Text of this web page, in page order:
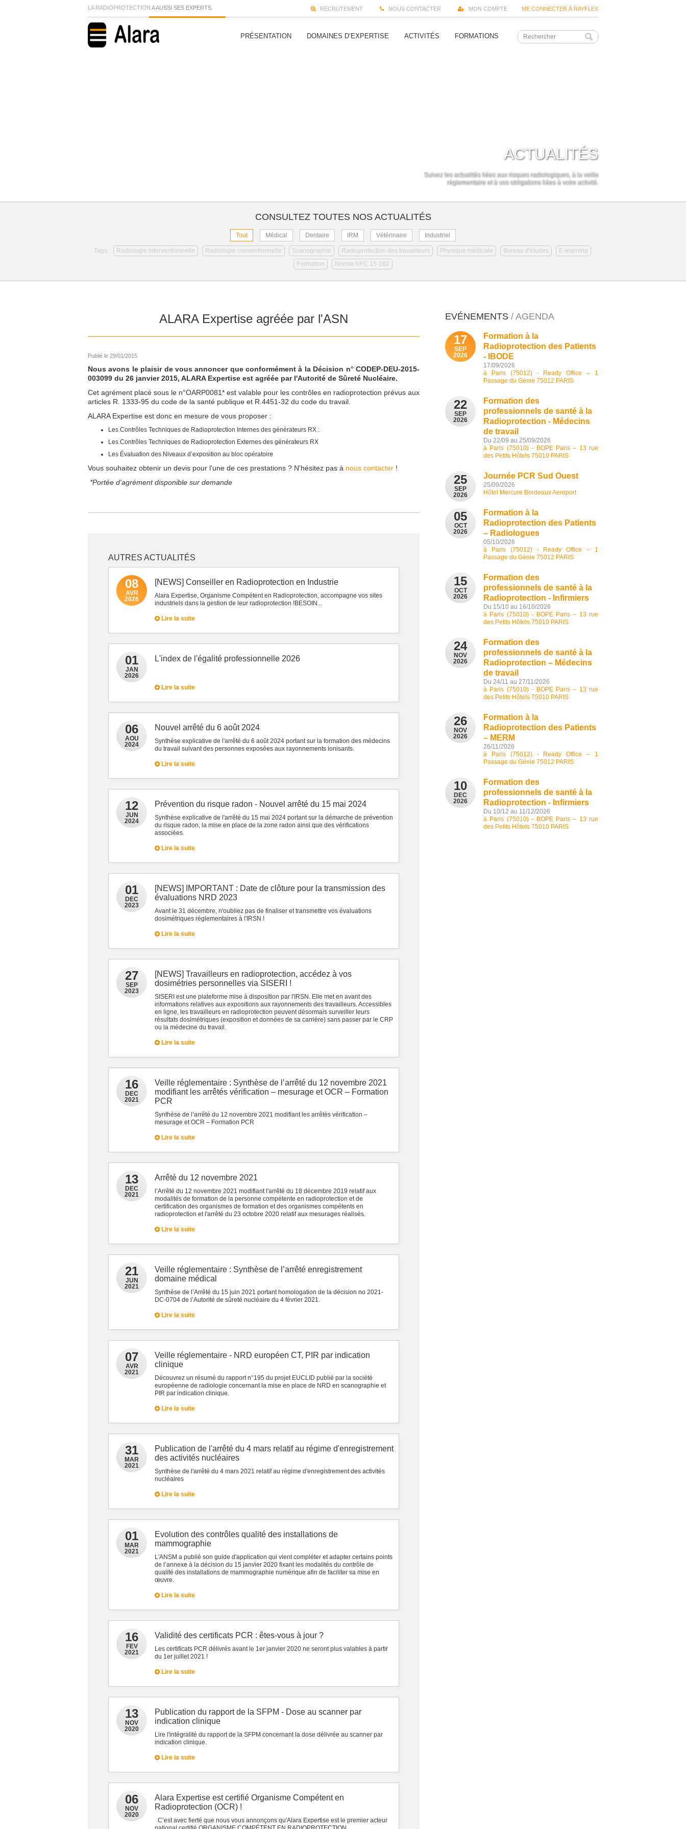
RECRUTEMENT NOUS CONTACTER MON COMPTE ME CONNECTER À RAYFLEX
LA RADIOPROTECTION A AUSSI SES EXPERTS
PRÉSENTATION DOMAINES D’EXPERTISE ACTIVITÉS FORMATIONS
ACTUALITÉS
Suivez les actualités liées aux risques radiologiques, à la veille
réglementaire et à vos obligations liées à votre activité.
CONSULTEZ TOUTES NOS ACTUALITÉS
Tout Médical Dentaire IRM Vétérinaire Industriel
Tags : Radiologie interventionnelle Radiologie conventionnelle Scanographie Radioprotection des travailleurs Physique médicale Bureau d'études
E-learning
Formation
Norme NFC 15-160
ALARA Expertise agréée par l'ASN
Publié le 29/01/2015
Nous avons le plaisir de vous annoncer que conformément à la Décision n° CODEP-DEU-2015-
003099 du 26 janvier 2015, ALARA Expertise est agréée par l'Autorité de Sûreté Nucléaire.
Cet agrément placé sous le n°OARP0081* est valable pour les contrôles en radioprotection prévus aux
articles R. 1333-95 du code de la santé publique et R.4451-32 du code du travail.
ALARA Expertise est donc en mesure de vous proposer :
Les Contrôles Techniques de Radioprotection Internes des générateurs RX :
Les Contrôles Techniques de Radioprotection Externes des générateurs RX
Les Évaluation des Niveaux d’exposition au bloc opératoire
Vous souhaitez obtenir un devis pour l'une de ces prestations ? N'hésitez pas à nous contacter !
*Portée d'agrément disponible sur demande
AUTRES ACTUALITÉS
08
AVR
2026
[NEWS] Conseiller en Radioprotection en Industrie
Alara Expertise, Organisme Compétent en Radioprotection, accompagne vos sites
industriels dans la gestion de leur radioprotection !BESOIN...
Lire la suite
01
JAN
2026
L'index de l'égalité professionnelle 2026
Lire la suite
06
AOU
2024
Nouvel arrêté du 6 août 2024
Synthèse explicative de l'arrêté du 6 août 2024 portant sur la formation des médecins
du travail suivant des personnes exposées aux rayonnements ionisants.
Lire la suite
12
JUN
2024
Prévention du risque radon - Nouvel arrêté du 15 mai 2024
Synthèse explicative de l'arrêté du 15 mai 2024 portant sur la démarche de prévention
du risque radon, la mise en place de la zone radon ainsi que des vérifications
associées.
Lire la suite
01
DEC
2023
[NEWS] IMPORTANT : Date de clôture pour la transmission des
évaluations NRD 2023
Avant le 31 décembre, n'oubliez pas de finaliser et transmettre vos évaluations
dosimétriques règlementaires à l'IRSN !
Lire la suite
27
SEP
2023
[NEWS] Travailleurs en radioprotection, accédez à vos
dosimétries personnelles via SISERI !
SISERI est une plateforme mise à disposition par l'IRSN. Elle met en avant des
informations relatives aux expositions aux rayonnements des travailleurs. Accessibles
en ligne, les travailleurs en radioprotection peuvent désormais surveiller leurs
résultats dosimétriques (exposition et données de sa carrière) sans passer par le CRP
ou la médecine du travail.
Lire la suite
16
DEC
2021
Veille réglementaire : Synthèse de l’arrêté du 12 novembre 2021
modifiant les arrêtés vérification – mesurage et OCR – Formation
PCR
Synthèse de l’arrêté du 12 novembre 2021 modifiant les arrêtés vérification –
mesurage et OCR – Formation PCR
Lire la suite
13
DEC
2021
Arrêté du 12 novembre 2021
l’Arrêté du 12 novembre 2021 modifiant l'arrêté du 18 décembre 2019 relatif aux
modalités de formation de la personne compétente en radioprotection et de
certification des organismes de formation et des organismes compétents en
radioprotection et l'arrêté du 23 octobre 2020 relatif aux mesurages réalisés.
Lire la suite
21
JUN
2021
Veille réglementaire : Synthèse de l’arrêté enregistrement
domaine médical
Synthèse de l’Arrêté du 15 juin 2021 portant homologation de la décision no 2021-
DC-0704 de l’Autorité de sûreté nucléaire du 4 février 2021.
Lire la suite
07
AVR
2021
Veille réglementaire - NRD européen CT, PIR par indication
clinique
Découvrez un résumé du rapport n°195 du projet EUCLID publié par la société
européenne de radiologie concernant la mise en place de NRD en scanographie et
PIR par indication clinique.
Lire la suite
31
MAR
2021
Publication de l'arrêté du 4 mars relatif au régime d'enregistrement
des activités nucléaires
Synthèse de l'arrêté du 4 mars 2021 relatif au régime d'enregistrement des activités
nucléaires
Lire la suite
01
MAR
2021
Evolution des contrôles qualité des installations de
mammographie
L'ANSM a publié son guide d'application qui vient compléter et adapter certains points
de l’annexe à la décision du 15 janvier 2020 fixant les modalités du contrôle de
qualité des installations de mammographie numérique afin de faciliter sa mise en
œuvre.
Lire la suite
16
FEV
2021
Validité des certificats PCR : êtes-vous à jour ?
Les certificats PCR délivrés avant le 1er janvier 2020 ne seront plus valables à partir
du 1er juillet 2021 !
Lire la suite
13
NOV
2020
Publication du rapport de la SFPM - Dose au scanner par
indication clinique
Lire l'intégralité du rapport de la SFPM concernant la dose délivrée au scanner par
indication clinique.
Lire la suite
06
NOV
2020
Alara Expertise est certifié Organisme Compétent en
Radioprotection (OCR) !
C’est avec fierté que nous vous annonçons qu'Alara Expertise est le premier acteur
EVÉNEMENTS / AGENDA
17
SEP
2026
Formation à la
Radioprotection des Patients
- IBODE
17/09/2026
à Paris (75012) - Ready Office – 1
Passage du Génie 75012 PARIS
22
SEP
2026
Formation des
professionnels de santé à la
Radioprotection - Médecins
de travail
Du 22/09 au 25/09/2026
à Paris (75010) - BOPE Paris – 13 rue
des Petits Hôtels 75010 PARIS
25
SEP
2026
Journée PCR Sud Ouest
25/09/2026
Hôtel Mercure Bordeaux Aeroport
05
OCT
2026
Formation à la
Radioprotection des Patients
– Radiologues
05/10/2026
à Paris (75012) - Ready Office – 1
Passage du Génie 75012 PARIS
15
OCT
2026
Formation des
professionnels de santé à la
Radioprotection - Infirmiers
Du 15/10 au 16/10/2026
à Paris (75010) - BOPE Paris – 13 rue
des Petits Hôtels 75010 PARIS
24
NOV
2026
Formation des
professionnels de santé à la
Radioprotection – Médecins
de travail
Du 24/11 au 27/11/2026
à Paris (75010) - BOPE Paris – 13 rue
des Petits Hôtels 75010 PARIS
26
NOV
2026
Formation à la
Radioprotection des Patients
– MERM
26/11/2026
à Paris (75012) - Ready Office – 1
Passage du Génie 75012 PARIS
10
DEC
2026
Formation des
professionnels de santé à la
Radioprotection - Infirmiers
Du 10/12 au 11/12/2026
à Paris (75010) - BOPE Paris – 13 rue
des Petits Hôtels 75010 PARIS